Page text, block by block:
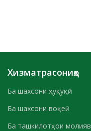
Хизматрасониҳо
Ба шахсони ҳуқуқӣ
Ба шахсони воқеӣ
Ба ташкилотҳои молиявӣ